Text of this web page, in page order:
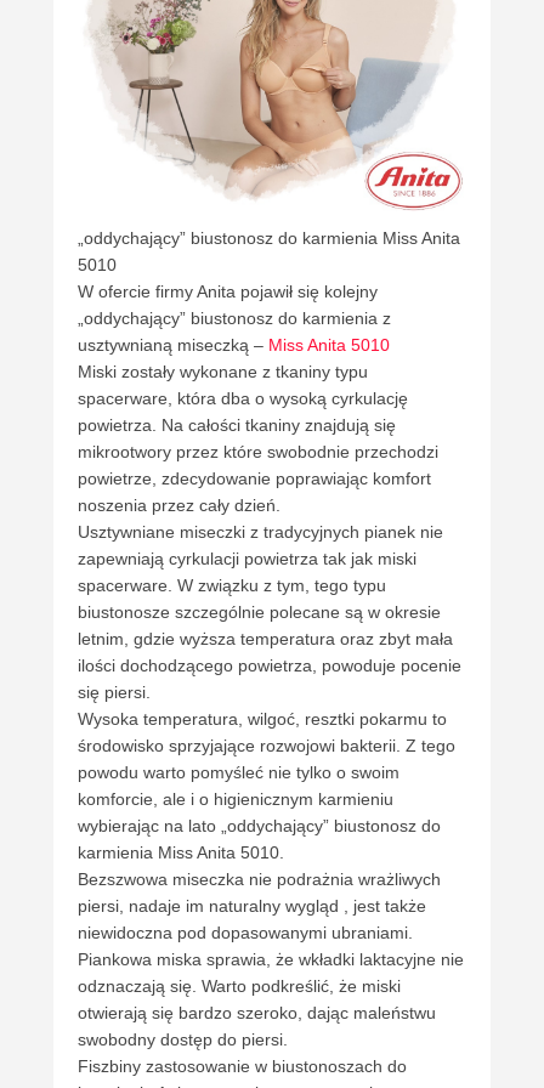
„oddychający” biustonosz do karmienia Miss Anita
5010
W ofercie firmy Anita pojawił się kolejny
„oddychający” biustonosz do karmienia z
usztywnianą miseczką – Miss Anita 5010
Miski zostały wykonane z tkaniny typu
spacerware, która dba o wysoką cyrkulację
powietrza. Na całości tkaniny znajdują się
mikrootwory przez które swobodnie przechodzi
powietrze, zdecydowanie poprawiając komfort
noszenia przez cały dzień.
Usztywniane miseczki z tradycyjnych pianek nie
zapewniają cyrkulacji powietrza tak jak miski
spacerware. W związku z tym, tego typu
biustonosze szczególnie polecane są w okresie
letnim, gdzie wyższa temperatura oraz zbyt mała
ilości dochodzącego powietrza, powoduje pocenie
się piersi.
Wysoka temperatura, wilgoć, resztki pokarmu to
środowisko sprzyjające rozwojowi bakterii. Z tego
powodu warto pomyśleć nie tylko o swoim
komforcie, ale i o higienicznym karmieniu
wybierając na lato „oddychający” biustonosz do
karmienia Miss Anita 5010.
Bezszwowa miseczka nie podrażnia wrażliwych
piersi, nadaje im naturalny wygląd , jest także
niewidoczna pod dopasowanymi ubraniami.
Piankowa miska sprawia, że wkładki laktacyjne nie
odznaczają się. Warto podkreślić, że miski
otwierają się bardzo szeroko, dając maleństwu
swobodny dostęp do piersi.
Fiszbiny zastosowanie w biustonoszach do